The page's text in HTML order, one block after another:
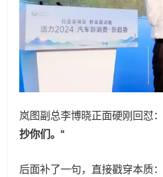
岚图副总李博晓正面硬刚回怼：
抄你们。"
后面补了一句，直接戳穿本质：